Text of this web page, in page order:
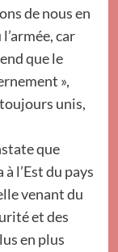
de nous en
car
que le
»,
unis,
que
l’Est du pays
venant du
et des
en plus